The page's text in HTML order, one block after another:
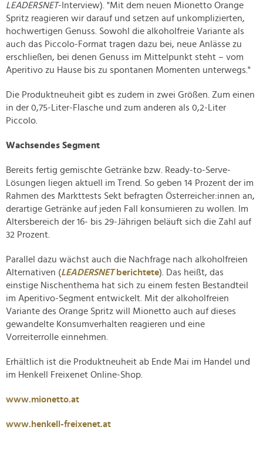
LEADERSNET-Interview). "Mit dem neuen Mionetto Orange
Spritz reagieren wir darauf und setzen auf unkomplizierten,
hochwertigen Genuss. Sowohl die alkoholfreie Variante als
auch das Piccolo-Format tragen dazu bei, neue Anlässe zu
erschließen, bei denen Genuss im Mittelpunkt steht – vom
Aperitivo zu Hause bis zu spontanen Momenten unterwegs."
Die Produktneuheit gibt es zudem in zwei Größen. Zum einen
in der 0,75-Liter-Flasche und zum anderen als 0,2-Liter
Piccolo.
Wachsendes Segment
Bereits fertig gemischte Getränke bzw. Ready-to-Serve-
Lösungen liegen aktuell im Trend. So geben 14 Prozent der im
Rahmen des Markttests Sekt befragten Österreicher:innen an,
derartige Getränke auf jeden Fall konsumieren zu wollen. Im
Altersbereich der 16- bis 29-Jährigen beläuft sich die Zahl auf
32 Prozent.
Parallel dazu wächst auch die Nachfrage nach alkoholfreien
Alternativen (LEADERSNET berichtete). Das heißt, das
einstige Nischenthema hat sich zu einem festen Bestandteil
im Aperitivo-Segment entwickelt. Mit der alkoholfreien
Variante des Orange Spritz will Mionetto auch auf dieses
gewandelte Konsumverhalten reagieren und eine
Vorreiterrolle einnehmen.
Erhältlich ist die Produktneuheit ab Ende Mai im Handel und
im Henkell Freixenet Online-Shop.
www.mionetto.at
www.henkell-freixenet.at